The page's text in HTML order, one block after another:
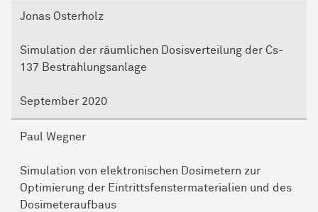
Jonas Osterholz
Simulation der räumlichen Dosisverteilung der Cs-
137 Bestrahlungsanlage
September 2020
Paul Wegner
Simulation von elektronischen Dosimetern zur
Optimierung der Eintrittsfenstermaterialien und des
Dosimeteraufbaus